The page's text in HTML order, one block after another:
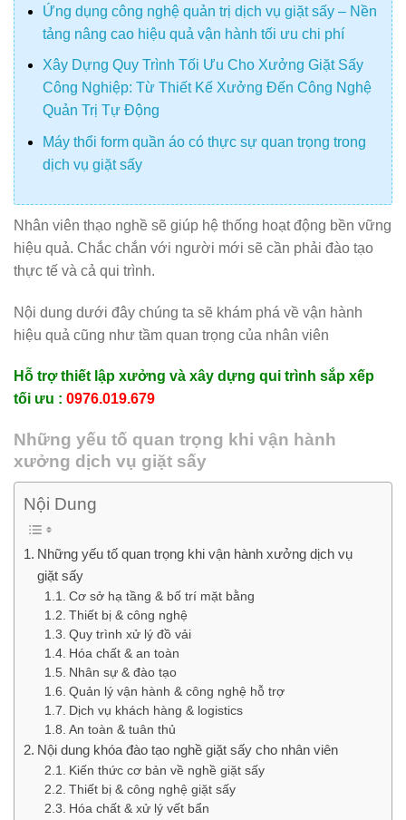
Ứng dụng công nghệ quản trị dịch vụ giặt sấy – Nền
tảng nâng cao hiệu quả vận hành tối ưu chi phí
Xây Dựng Quy Trình Tối Ưu Cho Xưởng Giặt Sấy
Công Nghiệp: Từ Thiết Kế Xưởng Đến Công Nghệ
Quản Trị Tự Động
Máy thổi form quần áo có thực sự quan trọng trong
dịch vụ giặt sấy
Nhân viên thạo nghề sẽ giúp hệ thống hoạt động bền vững
hiệu quả. Chắc chắn với người mới sẽ cần phải đào tạo
thực tế và cả qui trình.
Nội dung dưới đây chúng ta sẽ khám phá về vận hành
hiệu quả cũng như tầm quan trọng của nhân viên
Hỗ trợ thiết lập xưởng và xây dựng qui trình sắp xếp
tối ưu : 0976.019.679
Những yếu tố quan trọng khi vận hành
xưởng dịch vụ giặt sấy
Nội Dung
Những yếu tố quan trọng khi vận hành xưởng dịch vụ
giặt sấy
Cơ sở hạ tầng & bố trí mặt bằng
Thiết bị & công nghệ
Quy trình xử lý đồ vải
Hóa chất & an toàn
Nhân sự & đào tạo
Quản lý vận hành & công nghệ hỗ trợ
Dịch vụ khách hàng & logistics
An toàn & tuân thủ
Nội dung khóa đào tạo nghề giặt sấy cho nhân viên
Kiến thức cơ bản về nghề giặt sấy
Thiết bị & công nghệ giặt sấy
Hóa chất & xử lý vết bẩn